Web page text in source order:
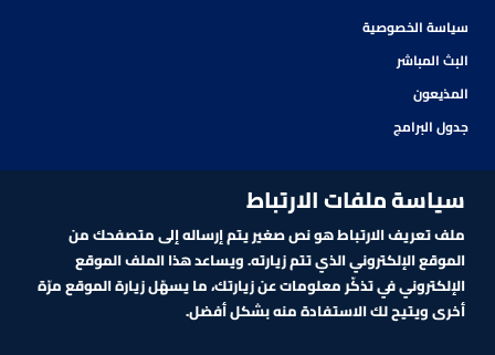
سياسة الخصوصية
البث المباشر
المذيعون
جدول البرامج
سياسة ملفات الارتباط
ملف تعريف الارتباط هو نص صغير يتم إرساله إلى متصفحك من
الموقع الإلكتروني الذي تتم زيارته. ويساعد هذا الملف الموقع
الإلكتروني في تذكّر معلومات عن زيارتك، ما يسهّل زيارة الموقع مرّة
أخرى ويتيح لك الاستفادة منه بشكل أفضل.